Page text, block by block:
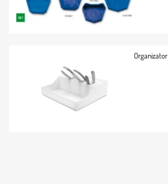
Organizator